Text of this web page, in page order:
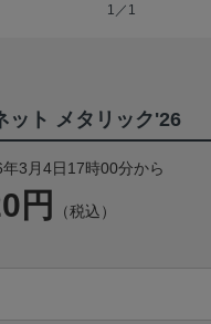
1／1
ット メタリック'26
3月4日17時00分から
円 （税込）